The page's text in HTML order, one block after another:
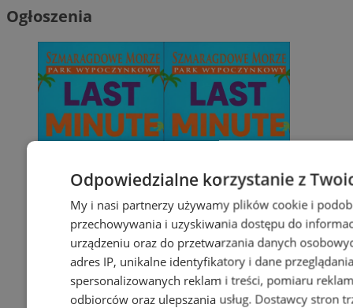
Ogłoszenia
Odpowiedzialne korzystanie z
My i nasi partnerzy używamy plików cookie i
przechowywania i uzyskiwania dostępu do
urządzeniu oraz do przetwarzania danych
adres IP, unikalne identyfikatory i dane
spersonalizowanych reklam i treści, pomiaru
odbiorców oraz ulepszania usług. Dostawcy stron